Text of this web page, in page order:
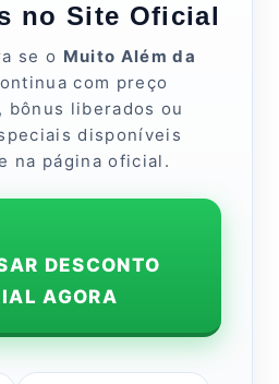
no Site Oficial
se o Muito Além da
com preço
bônus liberados ou
disponíveis
na página oficial.
DESCONTO
AGORA